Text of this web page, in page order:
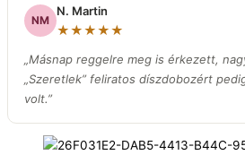
NM
N. Martin
★★★★★
„Másnap reggelre meg is érkezett,
„Szeretlek” feliratos díszdobozért
volt.”